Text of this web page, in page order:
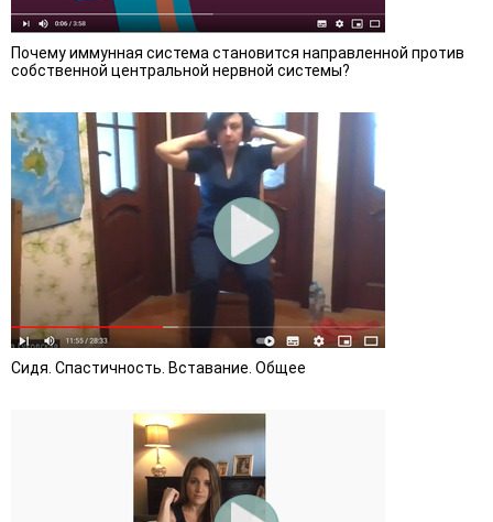
Почему иммунная система становится направленной против
собственной центральной нервной системы?
Сидя. Спастичность. Вставание. Общее